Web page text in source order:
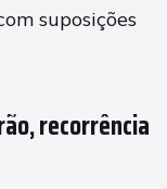
suposições
recorrência